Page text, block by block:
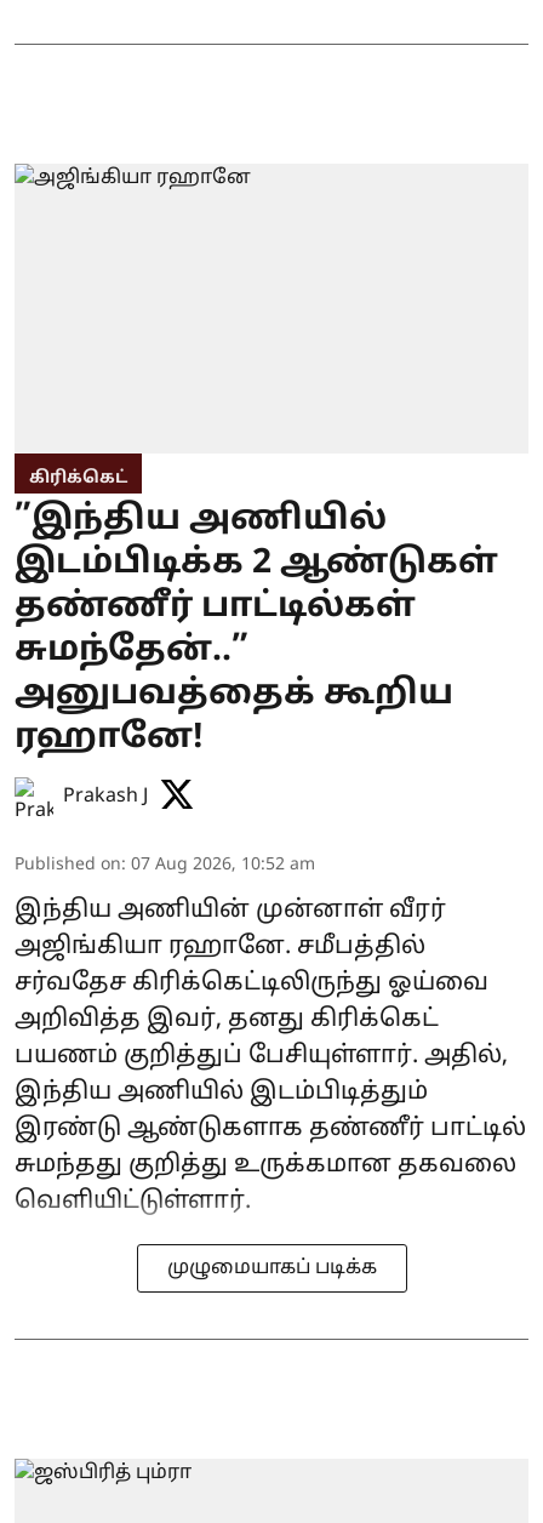
கிரிக்கெட்
”இந்திய அணியில்
இடம்பிடிக்க 2 ஆண்டுகள்
தண்ணீர் பாட்டில்கள்
சுமந்தேன்..”
அனுபவத்தைக் கூறிய
ரஹானே!
Prakash J
Published on: 07 Aug 2026, 10:52 am
இந்திய அணியின் முன்னாள் வீரர்
அஜிங்கியா ரஹானே. சமீபத்தில்
சர்வதேச கிரிக்கெட்டிலிருந்து ஓய்வை
அறிவித்த இவர், தனது கிரிக்கெட்
பயணம் குறித்துப் பேசியுள்ளார். அதில்,
இந்திய அணியில் இடம்பிடித்தும்
இரண்டு ஆண்டுகளாக தண்ணீர் பாட்டில்
சுமந்தது குறித்து உருக்கமான தகவலை
வெளியிட்டுள்ளார்.
முழுமையாகப் படிக்க